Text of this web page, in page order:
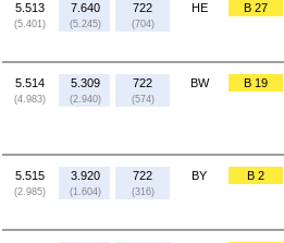
5.513
(5.401)
7.640
(5.245)
722
(704)
HE B 27
5.514
(4.983)
5.309
(2.940)
722
(574)
BW B 19
5.515
(2.985)
3.920
(1.604)
722
(316)
BY B 2